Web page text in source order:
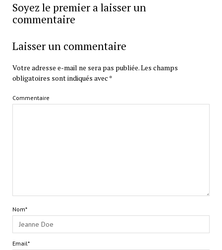
Soyez le premier a laisser un
commentaire
Laisser un commentaire
Votre adresse e-mail ne sera pas publiée.Les champs
obligatoires sont indiqués avec *
Commentaire
Nom*
Email*